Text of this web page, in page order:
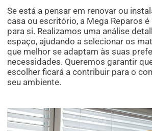
Se está a pensar em renovar ou
casa ou escritório, a Mega Reparos
para si. Realizamos uma análise
espaço, ajudando a selecionar os
que melhor se adaptam às suas
necessidades. Queremos garantir
escolher ficará a contribuir para o
seu ambiente.